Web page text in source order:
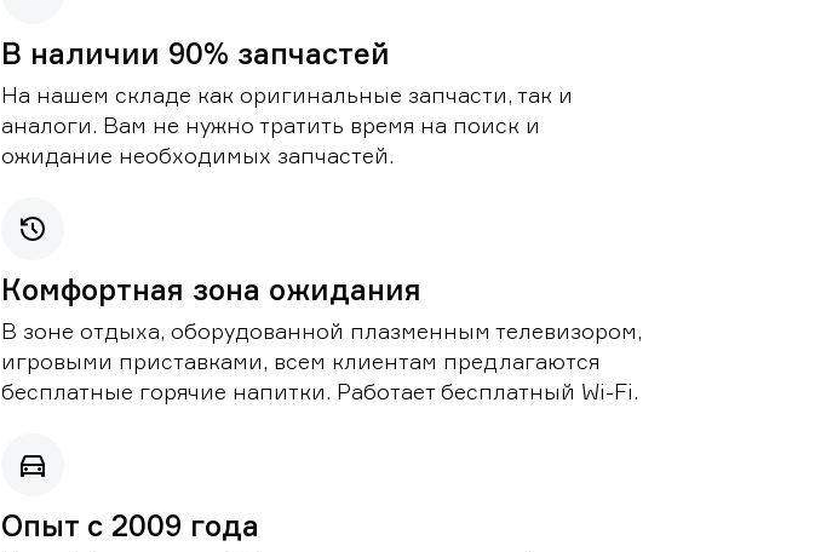
В наличии 90% запчастей
На нашем складе как оригинальные запчасти, так и
аналоги. Вам не нужно тратить время на поиск и
ожидание необходимых запчастей.
Комфортная зона ожидания
В зоне отдыха, оборудованной плазменным телевизором,
игровыми приставками, всем клиентам предлагаются
бесплатные горячие напитки. Работает бесплатный Wi-Fi.
Опыт с 2009 года